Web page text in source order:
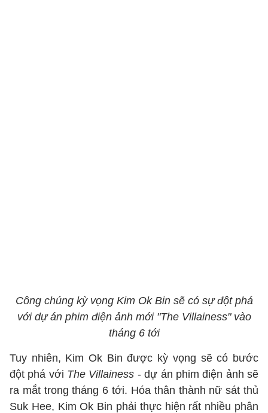
Công chúng kỳ vọng Kim Ok Bin sẽ có sự đột phá
với dự án phim điện ảnh mới "The Villainess" vào
tháng 6 tới
Tuy nhiên, Kim Ok Bin được kỳ vọng sẽ có bước
đột phá với The Villainess - dự án phim điện ảnh sẽ
ra mắt trong tháng 6 tới. Hóa thân thành nữ sát thủ
Suk Hee, Kim Ok Bin phải thực hiện rất nhiều phân